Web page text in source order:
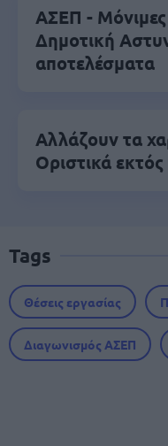
ΑΣΕΠ -
Δημοτική
αποτελέσματα
Αλλάζουν τα
Οριστικά
Tags
Θέσεις εργασίας
Διαγωνισμός ΑΣΕΠ